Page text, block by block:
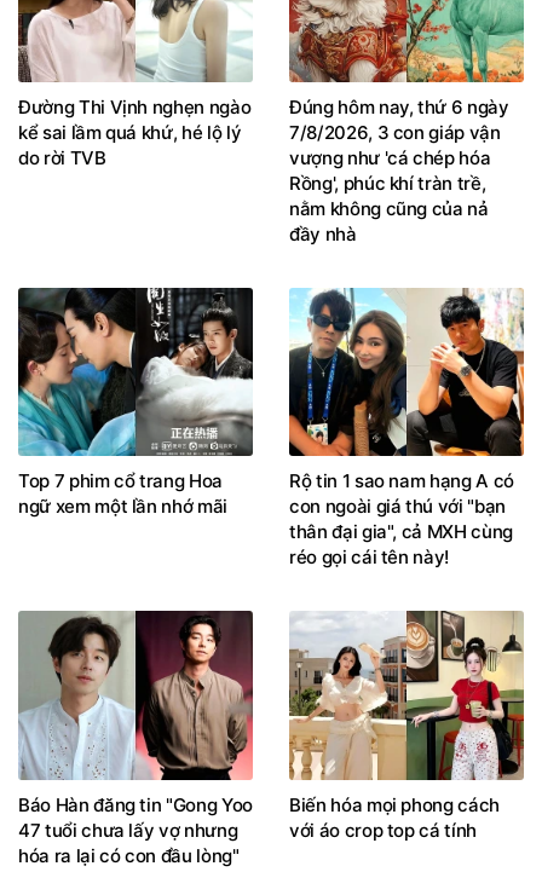
Đường Thi Vịnh nghẹn ngào
kể sai lầm quá khứ, hé lộ lý
do rời TVB
Đúng hôm nay, thứ 6 ngày
7/8/2026, 3 con giáp vận
vượng như 'cá chép hóa
Rồng', phúc khí tràn trề,
nằm không cũng của nả
đầy nhà
Top 7 phim cổ trang Hoa
ngữ xem một lần nhớ mãi
Rộ tin 1 sao nam hạng A có
con ngoài giá thú với "bạn
thân đại gia", cả MXH cùng
réo gọi cái tên này!
Báo Hàn đăng tin "Gong Yoo
47 tuổi chưa lấy vợ nhưng
hóa ra lại có con đầu lòng"
Biến hóa mọi phong cách
với áo crop top cá tính